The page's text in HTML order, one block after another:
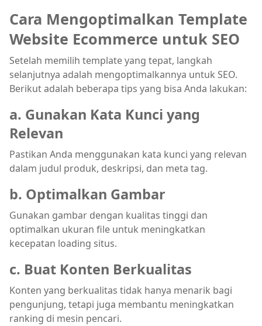
Cara Mengoptimalkan Template
Website Ecommerce untuk SEO
Setelah memilih template yang tepat, langkah
selanjutnya adalah mengoptimalkannya untuk SEO.
Berikut adalah beberapa tips yang bisa Anda lakukan:
a. Gunakan Kata Kunci yang
Relevan
Pastikan Anda menggunakan kata kunci yang relevan
dalam judul produk, deskripsi, dan meta tag.
b. Optimalkan Gambar
Gunakan gambar dengan kualitas tinggi dan
optimalkan ukuran file untuk meningkatkan
kecepatan loading situs.
c. Buat Konten Berkualitas
Konten yang berkualitas tidak hanya menarik bagi
pengunjung, tetapi juga membantu meningkatkan
ranking di mesin pencari.